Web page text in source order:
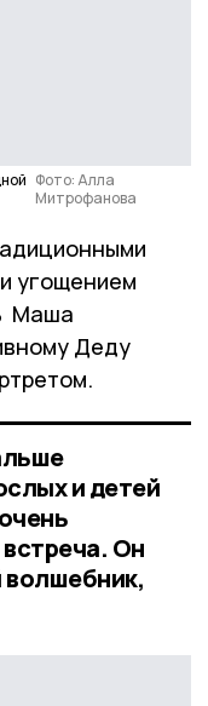
Фото: Алла
Митрофанова
угощением
Маша
Деду
и детей
Он
волшебник,